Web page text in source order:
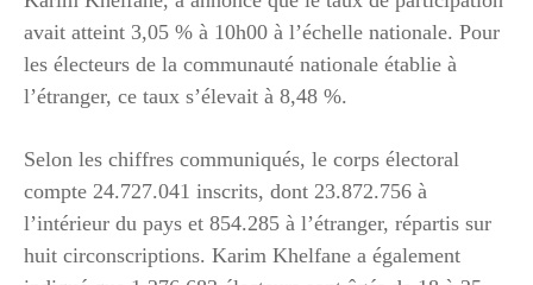
avait atteint 3,05 % à 10h00 à l’échelle nationale. Pour
les électeurs de la communauté nationale établie à
l’étranger, ce taux s’élevait à 8,48 %.
Selon les chiffres communiqués, le corps électoral
compte 24.727.041 inscrits, dont 23.872.756 à
l’intérieur du pays et 854.285 à l’étranger, répartis sur
huit circonscriptions. Karim Khelfane a également